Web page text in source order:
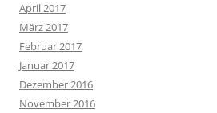
April 2017
März 2017
Februar 2017
Januar 2017
Dezember 2016
November 2016